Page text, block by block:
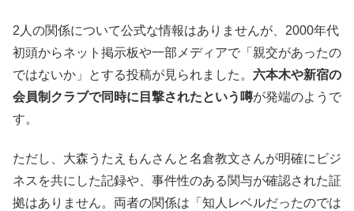
2人の関係について公式な情報はありませんが、2000年代
初頭からネット掲示板や一部メディアで「親交があったの
ではないか」とする投稿が見られました。 六本木や新宿の
会員制クラブで同時に目撃されたという噂が発端のようで
す。
ただし、大森うたえもんさんと名倉教文さんが明確にビジ
ネスを共にした記録や、事件性のある関与が確認された証
拠はありません。両者の関係は「知人レベルだったのでは